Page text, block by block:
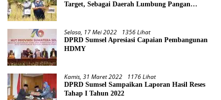
Target, Sebagai Daerah Lumbung Pangan
Selasa, 17 Mei 2022 1356 Lihat
DPRD Sumsel Apresiasi Capaian Pembangunan
HDMY
Kamis, 31 Maret 2022 1176 Lihat
DPRD Sumsel Sampaikan Laporan Hasil Reses
Tahap I Tahun 2022